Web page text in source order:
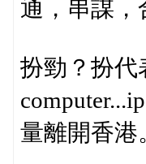
通，串謀
扮勁？扮代
量離開香港